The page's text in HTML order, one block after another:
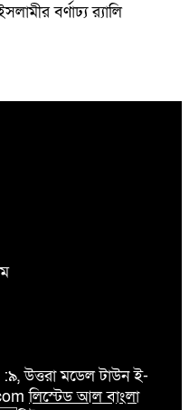
বর্ণাঢ্য র‍্যালি
উত্তরা মডেল টাউন ই-
লিস্টেড আল বাংলা